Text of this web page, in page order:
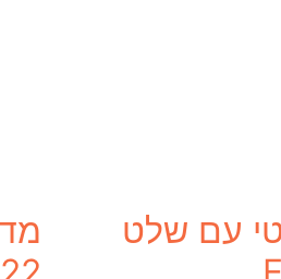
עם שלט